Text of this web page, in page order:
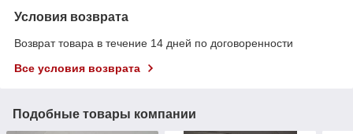
Условия возврата
Возврат товара в течение 14 дней по договоренности
Все условия возврата
Подобные товары компании